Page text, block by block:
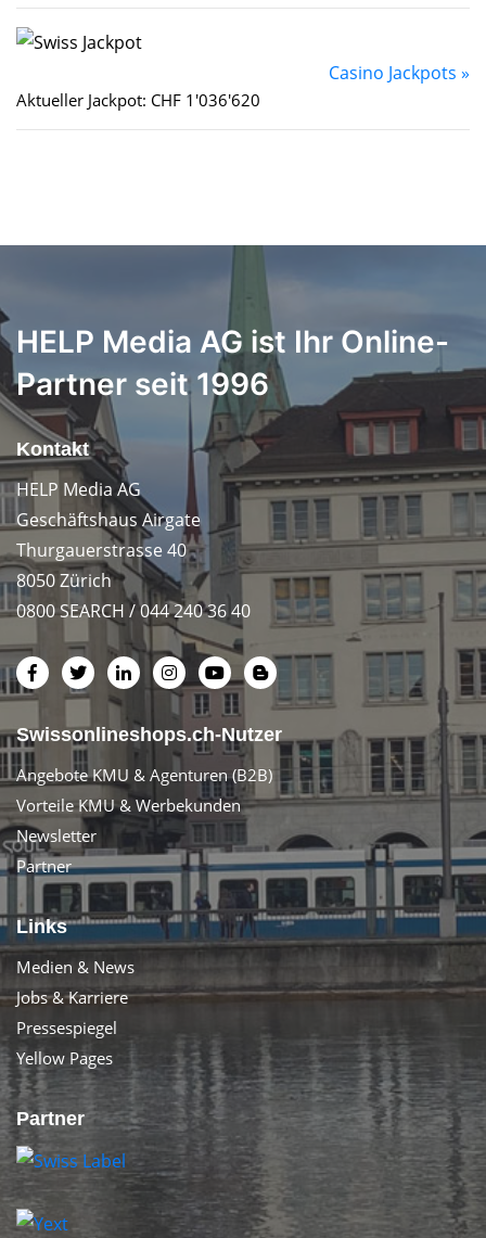
Casino Jackpots »
Aktueller Jackpot: CHF 1'036'620
HELP Media AG ist Ihr Online-
Partner seit 1996
Kontakt
HELP Media AG
Geschäftshaus Airgate
Thurgauerstrasse 40
8050 Zürich
0800 SEARCH / 044 240 36 40
Swissonlineshops.ch-Nutzer
Angebote KMU & Agenturen (B2B)
Vorteile KMU & Werbekunden
Newsletter
Partner
Links
Medien & News
Jobs & Karriere
Pressespiegel
Yellow Pages
Partner